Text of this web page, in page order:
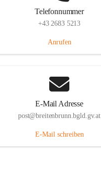
Telefonnummer
+43 2683 5213
Anrufen
E-Mail Adresse
post@breitenbrunn.bgld.gv.at
E-Mail schreiben